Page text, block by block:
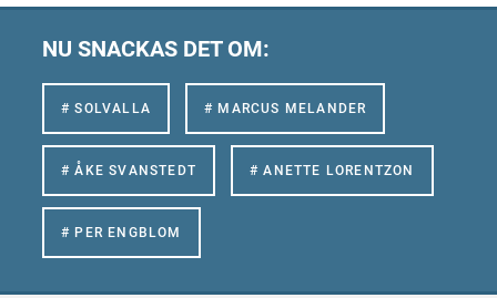
NU SNACKAS DET OM:
# SOLVALLA # MARCUS MELANDER
# ÅKE SVANSTEDT # ANETTE LORENTZON
# PER ENGBLOM